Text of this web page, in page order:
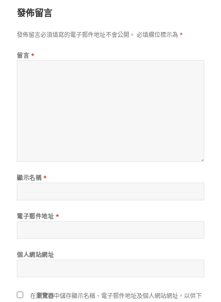
發佈留言
發佈留言必須填寫的電子郵件地址不會公開。 必填欄位標示為*
留言 *
顯示名稱 *
電子郵件地址 *
個人網站網址
在瀏覽器中儲存顯示名稱、電子郵件地址及個人網站網址，以供下